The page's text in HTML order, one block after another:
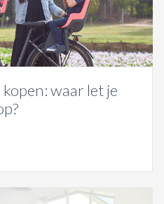
waar let je